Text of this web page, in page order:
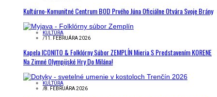
Kultúrno-Komunitné Centrum BOD Prvého Júna Oficiálne Otvára Svoje Brány
KULTÚRA
/11. FEBRUÁRA 2026
Kapela ICONITO & Folklórny Súbor ZEMPLÍN Mieria S Predstavením KORENE
Na Zimné Olympijské Hry Do Milána!
KULTÚRA
/8. FEBRUÁRA 2026